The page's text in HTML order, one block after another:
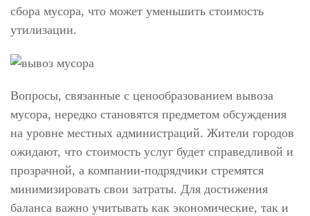
сбора мусора, что может уменьшить стоимость
утилизации.
Вопросы, связанные с ценообразованием вывоза
мусора, нередко становятся предметом обсуждения
на уровне местных администраций. Жители городов
ожидают, что стоимость услуг будет справедливой и
прозрачной, а компании-подрядчики стремятся
минимизировать свои затраты. Для достижения
баланса важно учитывать как экономические, так и